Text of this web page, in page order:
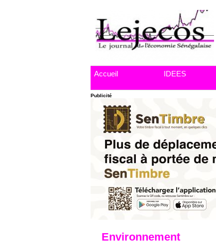
Accueil IDEES
Publicité
Environnement